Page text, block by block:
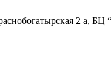
2 а, БЦ